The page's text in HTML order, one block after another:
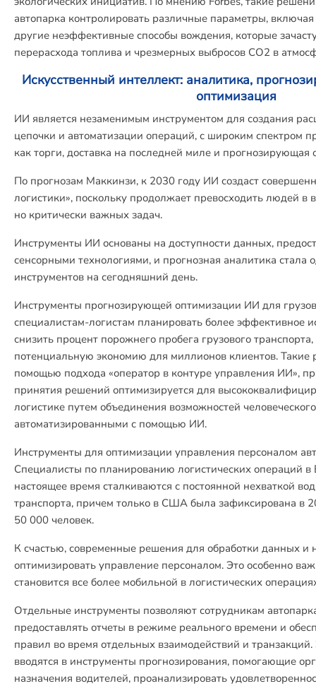
автопарка контролировать различные параметры,
другие неэффективные способы вождения, которые
перерасхода топлива и чрезмерных выбросов CO2 в
Искусственный интеллект: аналитика,
оптимизация
ИИ является незаменимым инструментом для создания
цепочки и автоматизации операций, с широким спектром
как торги, доставка на последней миле и прогнозирующая
По прогнозам Маккинзи, к 2030 году ИИ создаст
логистики», поскольку продолжает превосходить людей
но критически важных задач.
Инструменты ИИ основаны на доступности данных,
сенсорными технологиями, и прогнозная аналитика
инструментов на сегодняшний день.
Инструменты прогнозирующей оптимизации ИИ для
специалистам-логистам планировать более эффективное
снизить процент порожнего пробега грузового транспорта,
потенциальную экономию для миллионов клиентов. Такие
помощью подхода «оператор в контуре управления ИИ»,
принятия решений оптимизируется для
логистике путем объединения возможностей
автоматизированными с помощью ИИ.
Инструменты для оптимизации управления персоналом
Специалисты по планированию логистических операций
настоящее время сталкиваются с постоянной нехваткой
транспорта, причем только в США была зафиксирована в
50 000 человек.
К счастью, современные решения для обработки данных и
оптимизировать управление персоналом. Это особенно
становится все более мобильной в логистических
Отдельные инструменты позволяют сотрудникам
предоставлять отчеты в режиме реального времени и
правил во время отдельных взаимодействий и
вводятся в инструменты прогнозирования, помогающие
назначения водителей, проанализировать